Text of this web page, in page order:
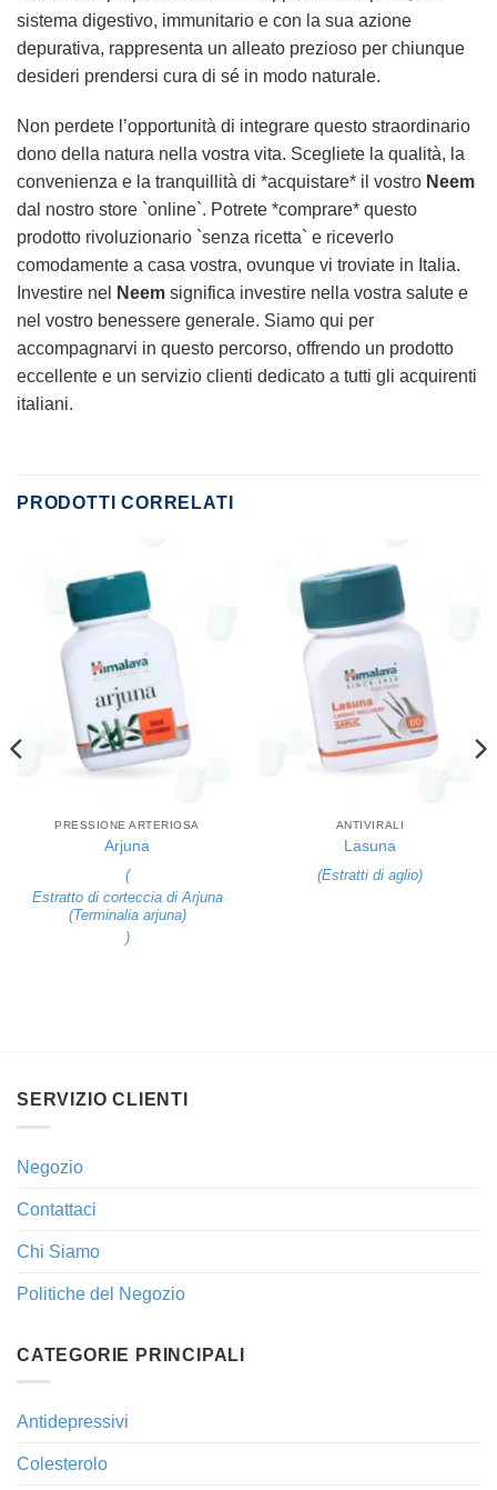
sistema digestivo, immunitario e con la sua azione
depurativa, rappresenta un alleato prezioso per chiunque
desideri prendersi cura di sé in modo naturale.
Non perdete l’opportunità di integrare questo straordinario
dono della natura nella vostra vita. Scegliete la qualità, la
convenienza e la tranquillità di *acquistare* il vostro Neem
dal nostro store `online`. Potrete *comprare* questo
prodotto rivoluzionario `senza ricetta` e riceverlo
comodamente a casa vostra, ovunque vi troviate in Italia.
Investire nel
Neem significa investire nella vostra salute e
nel vostro benessere generale. Siamo qui per
accompagnarvi in questo percorso, offrendo un prodotto
eccellente e un servizio clienti dedicato a tutti gli acquirenti
italiani.
PRODOTTI CORRELATI
PRESSIONE ARTERIOSA
Arjuna
(
Estratto di corteccia di Arjuna
(Terminalia arjuna)
)
ANTIVIRALI
Lasuna
(Estratti di aglio)
SERVIZIO CLIENTI
Negozio
Contattaci
Chi Siamo
Politiche del Negozio
CATEGORIE PRINCIPALI
Antidepressivi
Colesterolo